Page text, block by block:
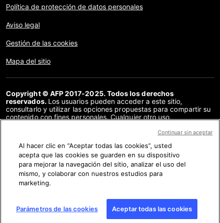
Política de protección de datos personales
Aviso legal
Gestión de las cookies
Mapa del sitio
Copyright © AFP 2017-2025. Todos los derechos
reservados. Los usuarios pueden acceder a este sitio,
consultarlo y utilizar las opciones propuestas para compartir su
contenido con fines personales. Cualquier otro uso,
distribución del contenido de este sitio, en su totalidad o en
acuerdo específico firmado con la AFP, está estrictamente
prohibido. Los elementos analizados en cada verificación se
presentan o se enlazan en tanto en cuanto son necesarios para
la correcta comprensión de la verificación en cuestión. La AFP
no cuenta con derechos sobre los autores ni sobre los
propietarios del copyright de estos contenidos de terceras
Al hacer clic en “Aceptar todas las cookies”, usted
acepta que las cookies se guarden en su dispositivo
para mejorar la navegación del sitio, analizar el uso del
mismo, y colaborar con nuestros estudios para
marketing.
Parámetros de las cookies Aceptar todas las cookies
Continuar sin aceptar